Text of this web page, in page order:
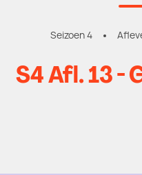
Seizoen 4
S4 Afl. 13 -